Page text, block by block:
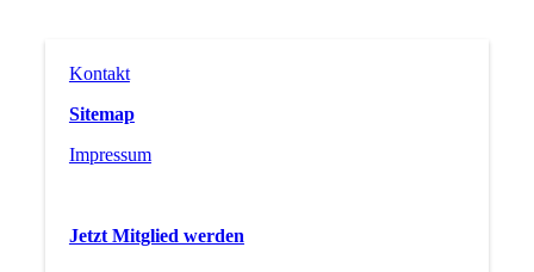
Kontakt
Sitemap
Impressum
Jetzt Mitglied werden